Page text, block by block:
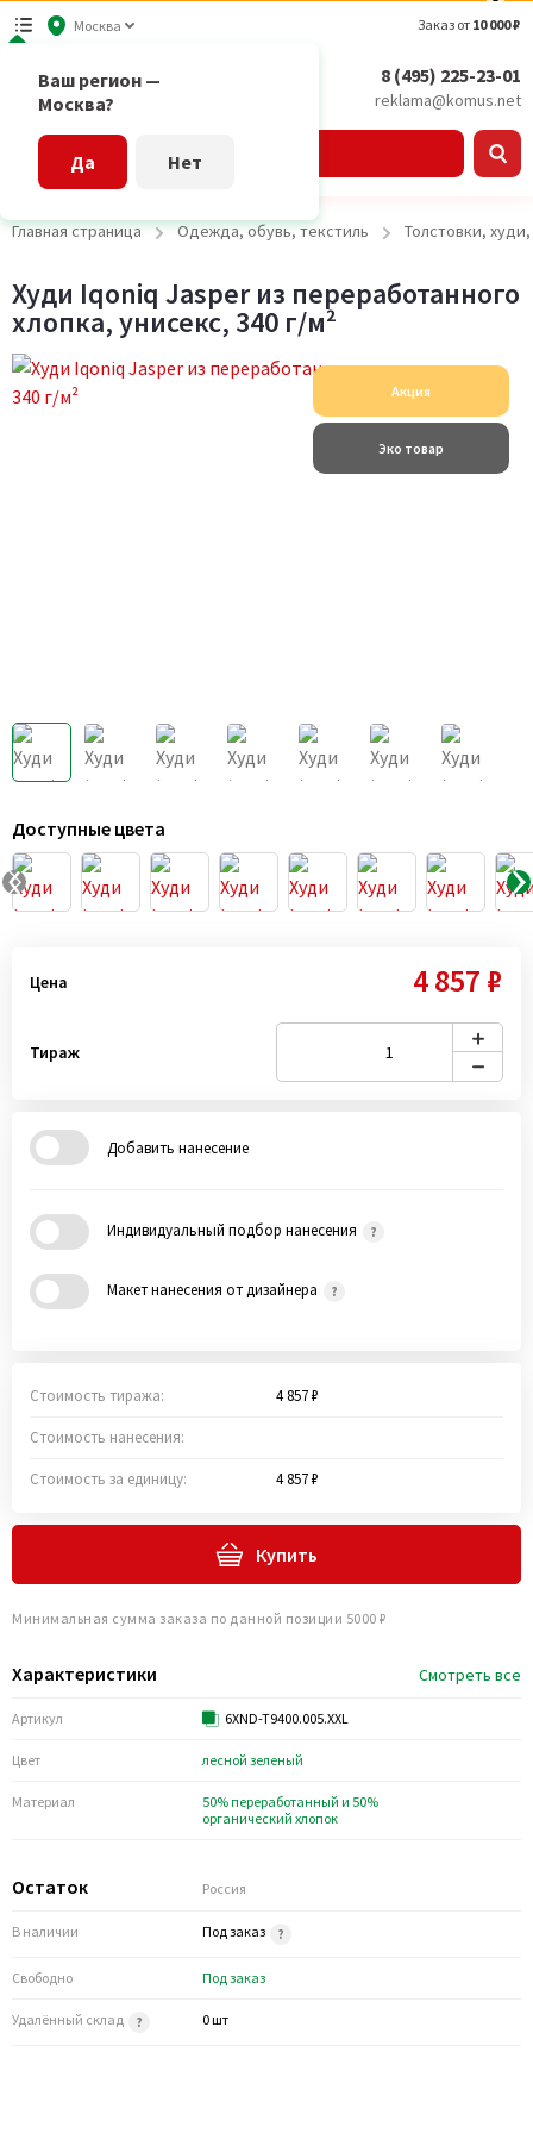
Москва
Ваш регион —
Москва?
Да Нет
Заказ от 10 000 ₽
8 (495) 225-23-01
reklama@komus.net
Главная страница Одежда, обувь, текстиль Толстовки,
Худи Iqoniq Jasper из переработанного
хлопка, унисекс, 340 г/м²
Акция
Эко товар
Доступные цвета
Характеристики Смотреть все
Артикул 6XND-T9400.005.XXL
Цвет лесной зеленый
Материал
50% переработанный и 50%
органический хлопок
Остаток Россия
В наличии Под заказ
Свободно Под заказ
Удалённый склад 0 шт
Цена 4 857 ₽
Тираж
Добавить нанесение
Индивидуальный подбор нанесения
Макет нанесения от дизайнера
Стоимость тиража: 4 857 ₽
Стоимость нанесения:
Стоимость за единицу: 4 857 ₽
Купить
Минимальная сумма заказа по данной позиции 5000 ₽